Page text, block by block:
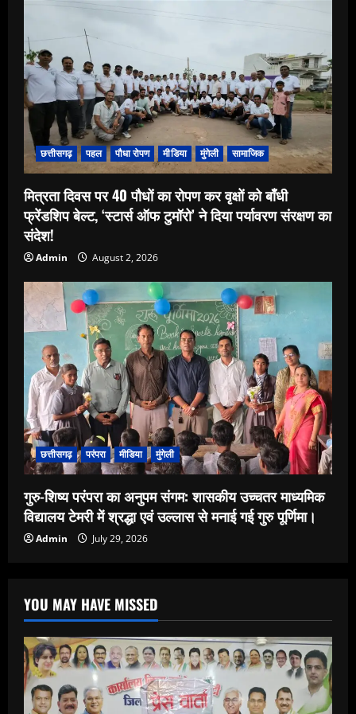
छत्तीसगढ़ पहल पौधा रोपण मीडिया मुंगेली सामाजिक
मित्रता दिवस पर 40 पौधों का रोपण कर वृक्षों को बाँधी
फ्रेंडशिप बेल्ट, ‘स्टार्स ऑफ टुमॉरो’ ने दिया पर्यावरण संरक्षण का
संदेश!
Admin August 2, 2026
छत्तीसगढ़ परंपरा मीडिया मुंगेली
गुरु-शिष्य परंपरा का अनुपम संगम: शासकीय उच्चतर माध्यमिक
विद्यालय टेमरी में श्रद्धा एवं उल्लास से मनाई गई गुरु पूर्णिमा।
Admin July 29, 2026
YOU MAY HAVE MISSED